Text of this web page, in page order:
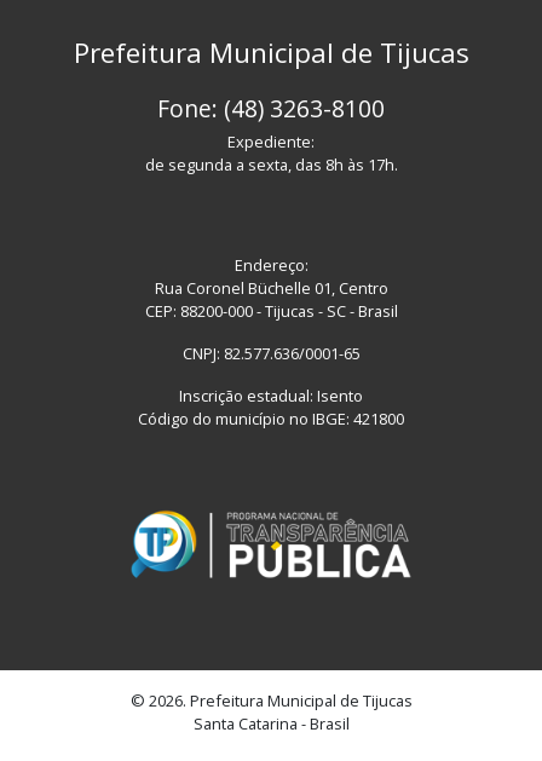
Prefeitura Municipal de Tijucas
Fone: (48) 3263-8100
Expediente:
de segunda a sexta, das 8h às 17h.
Endereço:
Rua Coronel Büchelle 01, Centro
CEP: 88200-000 - Tijucas - SC - Brasil
CNPJ: 82.577.636/0001-65
Inscrição estadual: Isento
Código do município no IBGE: 421800
© 2026. Prefeitura Municipal de Tijucas
Santa Catarina - Brasil